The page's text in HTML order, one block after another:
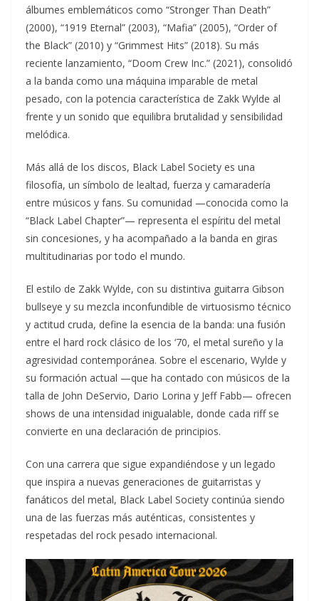
álbumes emblemáticos como “Stronger Than Death”
(2000), “1919 Eternal” (2003), “Mafia” (2005), “Order of
the Black” (2010) y “Grimmest Hits” (2018). Su más
reciente lanzamiento, “Doom Crew Inc.” (2021), consolidó
a la banda como una máquina imparable de metal
pesado, con la potencia característica de Zakk Wylde al
frente y un sonido que equilibra brutalidad y sensibilidad
melódica.
Más allá de los discos, Black Label Society es una
filosofía, un símbolo de lealtad, fuerza y camaradería
entre músicos y fans. Su comunidad —conocida como la
“Black Label Chapter”— representa el espíritu del metal
sin concesiones, y ha acompañado a la banda en giras
multitudinarias por todo el mundo.
El estilo de Zakk Wylde, con su distintiva guitarra Gibson
bullseye y su mezcla inconfundible de virtuosismo técnico
y actitud cruda, define la esencia de la banda: una fusión
entre el hard rock clásico de los ‘70, el metal sureño y la
agresividad contemporánea. Sobre el escenario, Wylde y
su formación actual —que ha contado con músicos de la
talla de John DeServio, Dario Lorina y Jeff Fabb— ofrecen
shows de una intensidad inigualable, donde cada riff se
convierte en una declaración de principios.
Con una carrera que sigue expandiéndose y un legado
que inspira a nuevas generaciones de guitarristas y
fanáticos del metal, Black Label Society continúa siendo
una de las fuerzas más auténticas, consistentes y
respetadas del rock pesado internacional.